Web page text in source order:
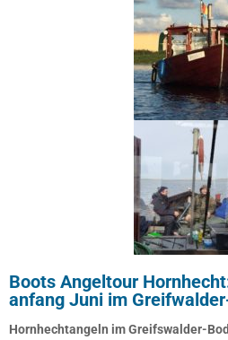
Boots Angeltour
anfang Juni im
Hornhechtangeln im Greifswalder-